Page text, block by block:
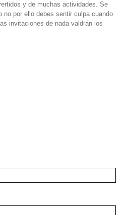
y de muchas actividades. Se
no por ello debes sentir culpa cuando
invitaciones de nada valdrán los